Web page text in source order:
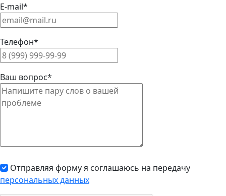
E-mail*
Телефон*
Ваш вопрос*
Отправляя форму я соглашаюсь на передачу
персональных данных